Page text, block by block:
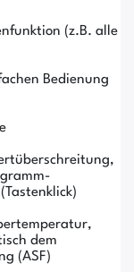
(z.B. alle
Bedienung
dem
(ASF)